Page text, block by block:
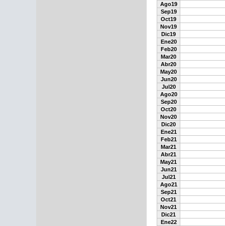
Ago19
Sep19
Oct19
Nov19
Dic19
Ene20
Feb20
Mar20
Abr20
May20
Jun20
Jul20
Ago20
Sep20
Oct20
Nov20
Dic20
Ene21
Feb21
Mar21
Abr21
May21
Jun21
Jul21
Ago21
Sep21
Oct21
Nov21
Dic21
Ene22